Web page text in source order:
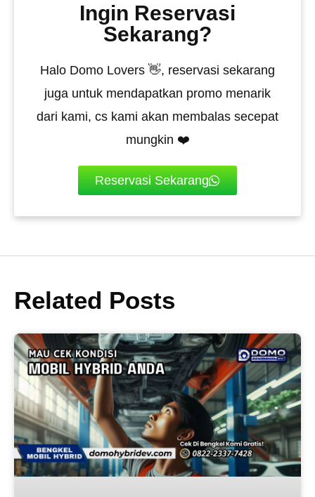
Ingin Reservasi
Sekarang?
Halo Domo Lovers 👋, reservasi sekarang
juga untuk mendapatkan promo menarik
dari kami, cs kami akan membalas secepat
mungkin ❤️
Reservasi Sekarang
Related Posts